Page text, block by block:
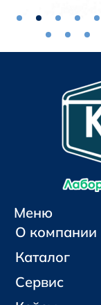
Меню
О компании
Каталог
Сервис